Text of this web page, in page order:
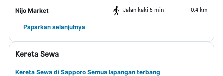
Nijo Market Jalan kaki 5 min 0.4 km
Paparkan selanjutnya
Kereta Sewa
Kereta Sewa di Sapporo Semua lapangan terbang